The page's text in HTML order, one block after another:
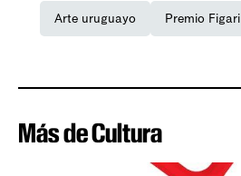
Arte uruguayo Premio Figari
Más de Cultura